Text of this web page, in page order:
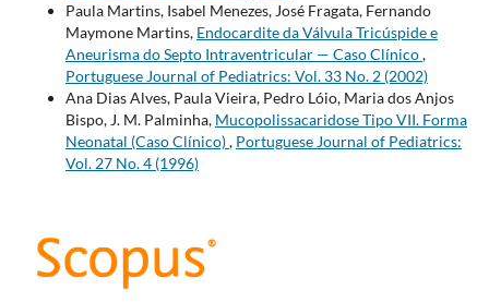
Paula Martins, Isabel Menezes, José Fragata, Fernando
Maymone Martins, Endocardite da Válvula Tricúspide e
Aneurisma do Septo Intraventricular — Caso Clínico,
Portuguese Journal of Pediatrics: Vol. 33 No. 2 (2002)
Ana Dias Alves, Paula Vieira, Pedro Lóio, Maria dos Anjos
Bispo, J. M. Palminha, Mucopolissacaridose Tipo VII. Forma
Neonatal (Caso Clínico), Portuguese Journal of Pediatrics:
Vol. 27 No. 4 (1996)